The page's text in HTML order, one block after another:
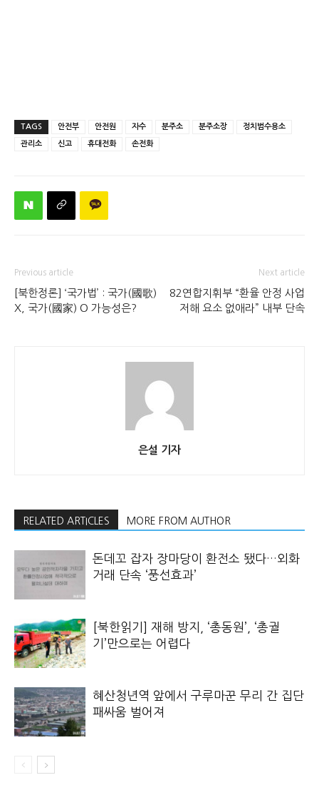
TAGS 안전부 안전원 자수 분주소 분주소장 정치범수용소
관리소 신고 휴대전화 손전화
Previous article
[북한정론] ‘국가법’ : 국가(國歌)
X, 국가(國家) O 가능성은?
Next article
82연합지휘부 “환율 안정 사업
저해 요소 없애라” 내부 단속
은설 기자
RELATED ARTICLES MORE FROM AUTHOR
돈데꼬 잡자 장마당이 환전소 됐다…외화
거래 단속 ‘풍선효과’
[북한읽기] 재해 방지, ‘총동원’, ‘총궐
기’만으로는 어렵다
혜산청년역 앞에서 구루마꾼 무리 간 집단
패싸움 벌어져